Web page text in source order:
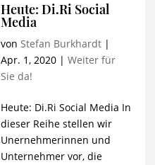
Heute: Di.Ri Social
Media
vonStefan Burkhardt |
Apr. 1, 2020 |Weiter für
Sie da!
Heute: Di.Ri Social Media In
dieser Reihe stellen wir
Unernehmerinnen und
Unternehmer vor, die